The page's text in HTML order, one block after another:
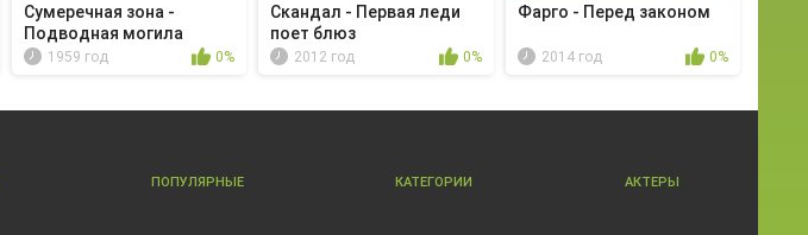
Сумеречная зона -
Подводная могила
1959 год 0%
Скандал - Первая леди
поет блюз
2012 год 0%
Фарго - Перед законом
2014 год 0%
ПОПУЛЯРНЫЕ КАТЕГОРИИ АКТЕРЫ